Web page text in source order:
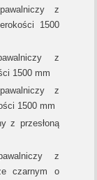
z
1500
z
1500 mm
z
1500 mm
z przesłoną
z
czarnym o